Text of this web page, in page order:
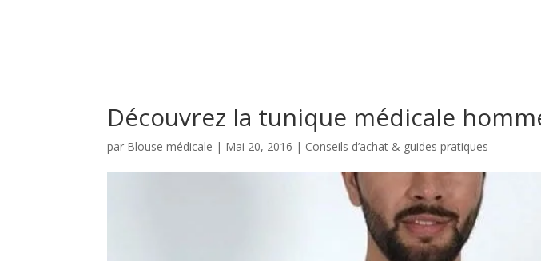
Découvrez la tunique médicale
par Blouse médicale | Mai 20, 2016 | Conseils d’achat & guides pratiques